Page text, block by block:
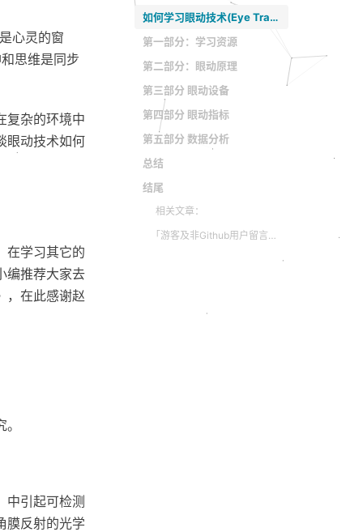
心灵的窗
思维是同步
复杂的环境中
眼动技术如何
在学习其它的
编推荐大家去
，在此感谢赵
中引起可检测
膜反射的光学
如何学习眼动技术(Eye Tracking)?
第一部分：学习资源
第二部分：眼动原理
第三部分 眼动设备
第四部分 眼动指标
第五部分 数据分析
总结
结尾
相关文章：
「游客及非Github用户留言」：